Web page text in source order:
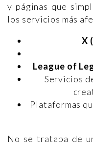
y páginas que
los servicios más
X
League of
Servicios
Plataformas
No se trataba de